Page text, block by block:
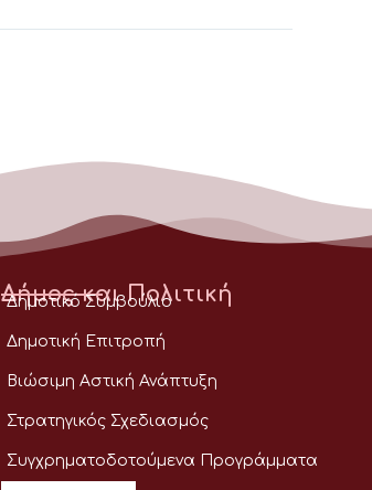
Δήμος και Πολιτική
Δημοτικό Συμβούλιο
Δημοτική Επιτροπή
Βιώσιμη Αστική Ανάπτυξη
Στρατηγικός Σχεδιασμός
Συγχρηματοδοτούμενα Προγράμματα